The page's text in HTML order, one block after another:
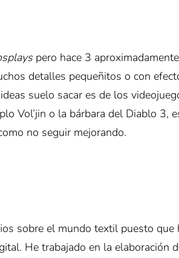
pero hace 3
detalles pequeñitos o con
suelo sacar es de los
Vol’jin o la bárbara del Diablo 3,
no seguir mejorando.
sobre el mundo textil puesto
He trabajado en la elaboración